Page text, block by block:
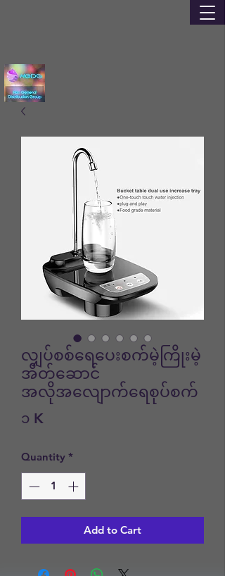
လျှပ်စစ်ရေပေးစက်မဲ့ကြိုးမဲ့
အိတ်ဆောင်
အလိုအလျောက်ရေစုပ်စက်
၁ K
Quantity *
Add to Cart